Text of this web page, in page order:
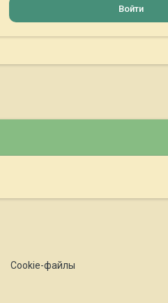
Войти
Cookie-файлы